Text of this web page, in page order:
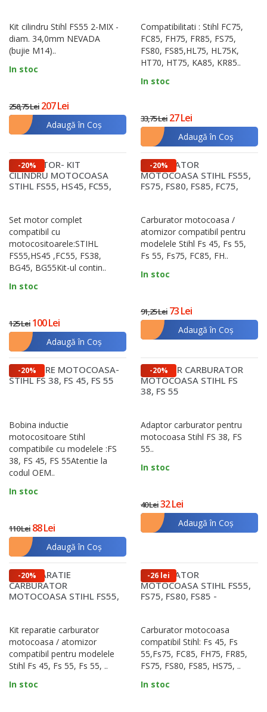
identificarea modelului exact al motocoasei.
Manualul de utilizare oferă detalii utile despre
codurile pieselor și specificațiile necesare. Dacă nu
ești sigur, consultă un specialist sau un
piesele.
Asigură-te că alegi întotdeauna componente
compatibile cu modelul tău, preferabil piese
originale sau certificate de producător. Chiar dacă
uneori piesele generice sunt mai ieftine, acestea
durata de viață a echipamentului.
Pe lângă piesele de schimb, merită să iei în
considerare și produsele care îmbunătățesc
performanța motocoasei: lubrifianții care reduc
accesoriile de protecție pentru utilizator, care
cresc siguranța în timpul operării.
Întrebări frecvente despre piesele de
motocoasă
Una dintre cele mai comune întrebări este de ce ar
simplu: sunt concepute special pentru modelul
tău, ceea ce înseamnă compatibilitate perfectă,
instalare ușoară și funcționare optimă.
trebuie înlocuite piesele. Totul depinde de
frecvența utilizării și condițiile de lucru, dar, în
general, este indicat să verifici starea pieselor
înainte de fiecare sezon de lucru. Filtrele, lamele și
bujiile sunt printre primele componente care
necesită înlocuire regulată.
Alegerea pieselor potrivite pentru motocoasă nu
este doar o chestiune de întreținere, ci una de
eficiență și siguranță. O motocoasă bine
întreținută, echipată cu piese de calitate, îți va
Kit cilindru Stihl FS55 2-MIX -
diam. 34,0mm NEVADA
(bujie M14)..
In stoc
258,75 Lei 207 Lei
Adaugă în Coş
Compatibilitati : Stihl FC75,
FC85, FH75, FR85, FS75,
FS80, FS85,HL75, HL75K,
HT70, HT75, KA85, KR85..
In stoc
33,75 Lei 27 Lei
Adaugă în Coş
-20%
SET MOTOR- KIT
CILINDRU MOTOCOASA
STIHL FS55, HS45, FC55,
Set motor complet
compatibil cu
motocositoarele:STIHL
FS55,HS45 ,FC55, FS38,
BG45, BG55Kit-ul contin..
In stoc
125 Lei 100 Lei
Adaugă în Coş
-20%
CARBURATOR
MOTOCOASA STIHL FS55,
FS75, FS80, FS85, FC75,
Carburator motocoasa /
atomizor compatibil pentru
modelele Stihl Fs 45, Fs 55,
Fs 55, Fs75, FC85, FH..
In stoc
91,25 Lei 73 Lei
Adaugă în Coş
-20%
APRINDERE MOTOCOASA-
STIHL FS 38, FS 45, FS 55
Bobina inductie
motocositoare Stihl
compatibile cu modelele :FS
38, FS 45, FS 55Atentie la
codul OEM..
In stoc
110 Lei 88 Lei
Adaugă în Coş
-20%
ADAPTOR CARBURATOR
MOTOCOASA STIHL FS
38, FS 55
Adaptor carburator pentru
motocoasa Stihl FS 38, FS
55..
In stoc
40 Lei32 Lei
Adaugă în Coş
-20%
KIT REPARATIE
CARBURATOR
MOTOCOASA STIHL FS55,
Kit reparatie carburator
motocoasa / atomizor
compatibil pentru modelele
Stihl Fs 45, Fs 55, Fs 55, ..
In stoc
-26 lei
CARBURATOR
MOTOCOASA STIHL FS55,
FS75, FS80, FS85 -
Carburator motocoasa
compatibil Stihl: Fs 45, Fs
55,Fs75, FC85, FH75, FR85,
FS75, FS80, FS85, HS75, ..
In stoc